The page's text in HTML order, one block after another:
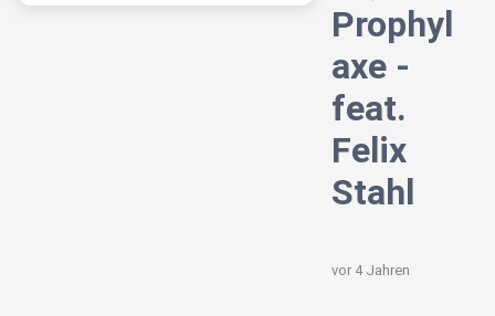
Prophyl
axe -
feat.
Felix
Stahl
vor 4 Jahren